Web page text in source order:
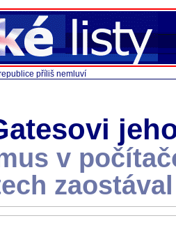
příliš nemluví
v
zaostával